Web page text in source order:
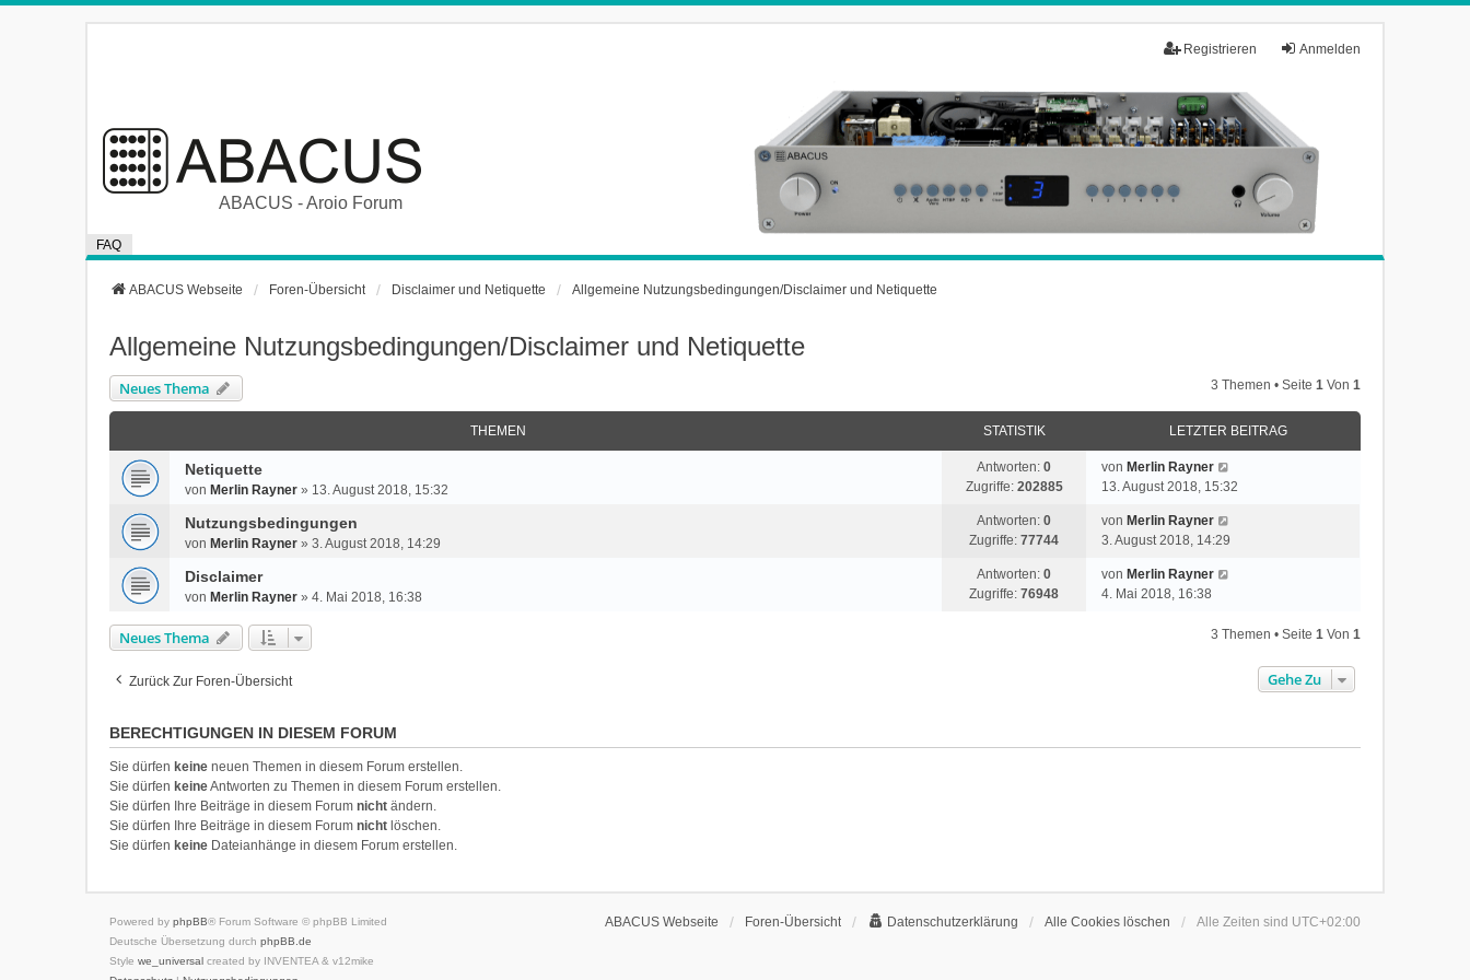
Anmelden
Registrieren
ABACUS - Aroio Forum
FAQ
ABACUS Webseite Foren-Übersicht Disclaimer und Netiquette Allgemeine Nutzungsbedingungen/Disclaimer und Netiquette
Allgemeine Nutzungsbedingungen/Disclaimer und Netiquette
Neues Thema 3 Themen • Seite 1Von 1
THEMEN STATISTIK LETZTER BEITRAG
Netiquette
von Merlin Rayner » 13. August 2018, 15:32
Antworten:0
Zugriffe: 202885
von Merlin Rayner
13. August 2018, 15:32
Nutzungsbedingungen
von Merlin Rayner »3. August 2018, 14:29
Antworten:0
Zugriffe:77744
von Merlin Rayner
3. August 2018, 14:29
Disclaimer
von Merlin Rayner »4. Mai 2018, 16:38
Antworten:0
Zugriffe:76948
von Merlin Rayner
4. Mai 2018, 16:38
Neues Thema 3 Themen • Seite 1Von 1
Zurück Zur Foren-Übersicht Gehe Zu
BERECHTIGUNGEN IN DIESEM FORUM
Sie dürfen keine neuen Themen in diesem Forum erstellen.
Sie dürfen keineAntworten zu Themen in diesem Forum erstellen.
Sie dürfen Ihre Beiträge in diesem Forumnicht ändern.
Sie dürfen Ihre Beiträge in diesem Forumnicht löschen.
Sie dürfen keine Dateianhänge in diesem Forum erstellen.
ABACUS Webseite Foren-Übersicht Datenschutzerklärung Alle Cookies löschen Alle Zeiten sind UTC+02:00
Powered byphpBB® Forum Software © phpBB Limited
Deutsche Übersetzung durchphpBB.de
Stylewe_universal created by INVENTEA & v12mike